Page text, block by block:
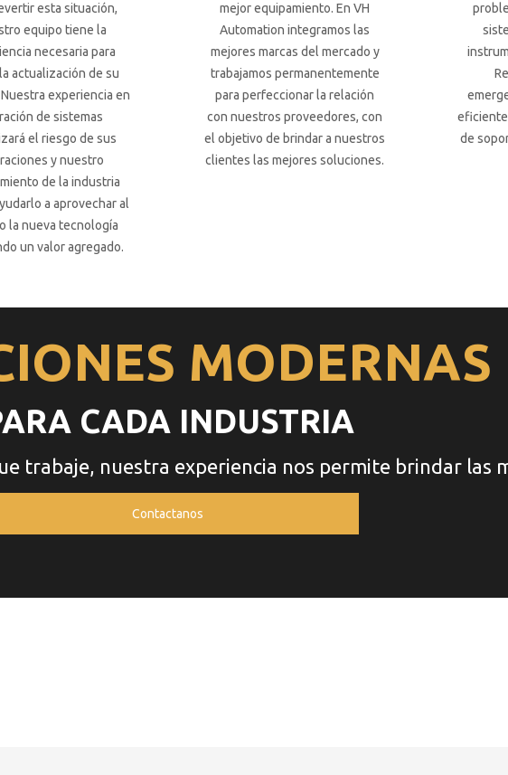
esta situación,
equipo tiene la
necesaria para
actualización de su
experiencia en
de sistemas
el riesgo de sus
y nuestro
de la industria
a aprovechar al
la nueva tecnología
un valor agregado.
mejor equipamiento. En VH
Automation integramos las
mejores marcas del mercado y
trabajamos permanentemente
para perfeccionar la relación
con nuestros proveedores, con
el objetivo de brindar a nuestros
clientes las mejores soluciones.
eficiente
de
MODERNAS
CADA INDUSTRIA
trabaje, nuestra experiencia nos permite brindar las
Contactanos